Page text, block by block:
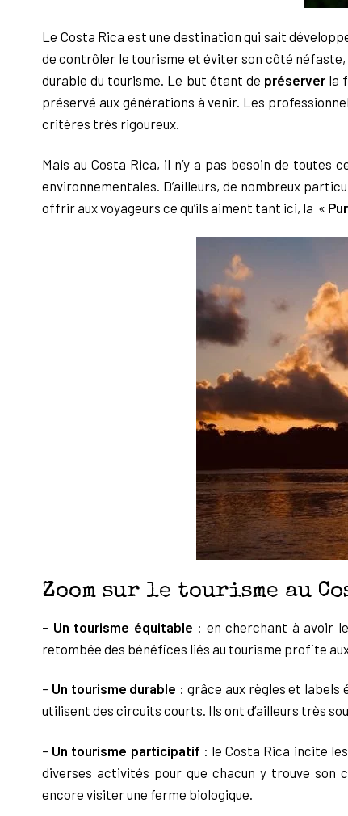
Le Costa Rica est une destination qui sait
de contrôler le tourisme et éviter son côté
durable du tourisme. Le but étant de préserver la
préservé aux générations à venir. Les
critères très rigoureux.
Mais au Costa Rica, il n’y a pas besoin de toutes
environnementales. D’ailleurs, de nombreux
offrir aux voyageurs ce qu’ils aiment tant ici, la «
Zoom sur le tourisme au
– Un tourisme équitable : en cherchant à avoir
retombée des bénéfices liés au tourisme profite
– Un tourisme durable : grâce aux règles et labels
utilisent des circuits courts. Ils ont d’ailleurs très
– Un tourisme participatif : le Costa Rica incite
diverses activités pour que chacun y trouve son
encore visiter une ferme biologique.